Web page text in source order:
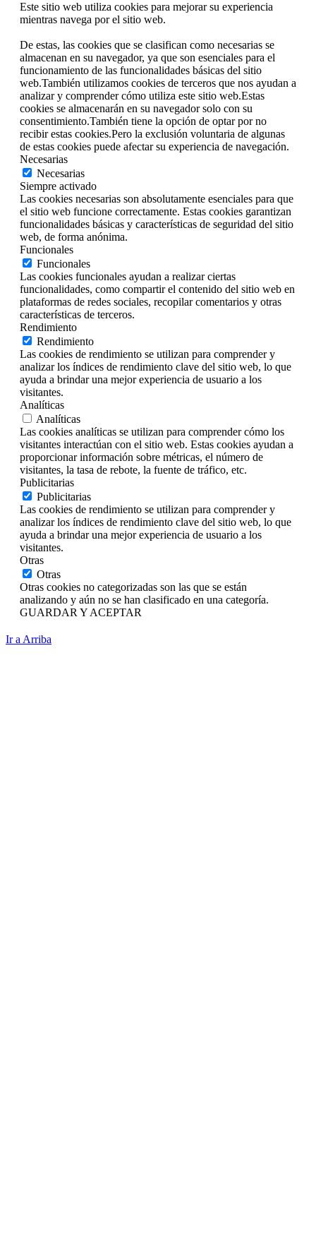
Este sitio web utiliza cookies para mejorar su experiencia
mientras navega por el sitio web.
De estas, las cookies que se clasifican como necesarias se
almacenan en su navegador, ya que son esenciales para el
funcionamiento de las funcionalidades básicas del sitio
web.También utilizamos cookies de terceros que nos ayudan a
analizar y comprender cómo utiliza este sitio web.Estas
cookies se almacenarán en su navegador solo con su
consentimiento.También tiene la opción de optar por no
recibir estas cookies.Pero la exclusión voluntaria de algunas
de estas cookies puede afectar su experiencia de navegación.
Necesarias
Necesarias
Siempre activado
Las cookies necesarias son absolutamente esenciales para que
el sitio web funcione correctamente. Estas cookies garantizan
funcionalidades básicas y características de seguridad del sitio
web, de forma anónima.
Funcionales
Funcionales
Las cookies funcionales ayudan a realizar ciertas
funcionalidades, como compartir el contenido del sitio web en
plataformas de redes sociales, recopilar comentarios y otras
características de terceros.
Rendimiento
Rendimiento
Las cookies de rendimiento se utilizan para comprender y
analizar los índices de rendimiento clave del sitio web, lo que
ayuda a brindar una mejor experiencia de usuario a los
visitantes.
Analíticas
Analíticas
Las cookies analíticas se utilizan para comprender cómo los
visitantes interactúan con el sitio web. Estas cookies ayudan a
proporcionar información sobre métricas, el número de
visitantes, la tasa de rebote, la fuente de tráfico, etc.
Publicitarias
Publicitarias
Las cookies de rendimiento se utilizan para comprender y
analizar los índices de rendimiento clave del sitio web, lo que
ayuda a brindar una mejor experiencia de usuario a los
visitantes.
Otras
Otras
Otras cookies no categorizadas son las que se están
analizando y aún no se han clasificado en una categoría.
GUARDAR Y ACEPTAR
Ir a Arriba